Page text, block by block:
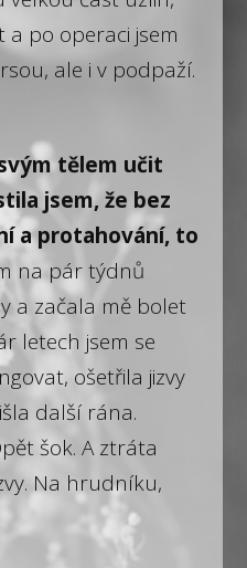
a po operaci jsem
ale i v podpaží.
tělem učit
jsem, že bez
a protahování, to
na pár týdnů
a začala mě bolet
letech jsem se
ošetřila jizvy
další rána.
šok. A ztráta
Na hrudníku,